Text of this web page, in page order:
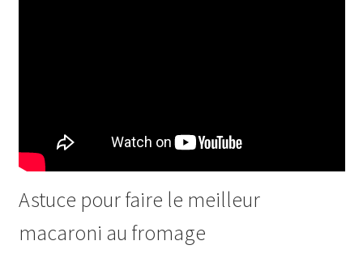
Astuce pour faire le meilleur
macaroni au fromage